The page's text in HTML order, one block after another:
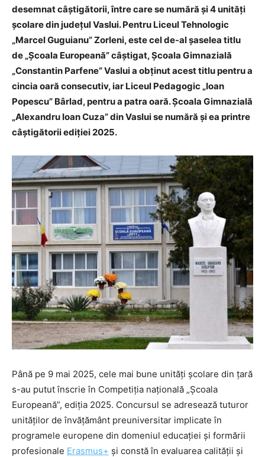
desemnat câştigătorii, între care se numără şi 4 unități
şcolare din județul Vaslui. Pentru Liceul Tehnologic
„Marcel Guguianu” Zorleni, este cel de-al șaselea titlu
de „Școala Europeană” câştigat, Școala Gimnazială
„Constantin Parfene” Vaslui a obținut acest titlu pentru a
cincia oară consecutiv, iar Liceul Pedagogic „Ioan
Popescu” Bârlad, pentru a patra oară. Școala Gimnazială
„Alexandru Ioan Cuza” din Vaslui se numără şi ea printre
câştigătorii ediției 2025.
Până pe 9 mai 2025, cele mai bune unități şcolare din țară
s-au putut înscrie în Competiția națională „Școala
Europeană”, ediția 2025. Concursul se adresează tuturor
unităţilor de învăţământ preuniversitar implicate în
programele europene din domeniul educației și formării
profesionale Erasmus+ și constă în evaluarea calității și